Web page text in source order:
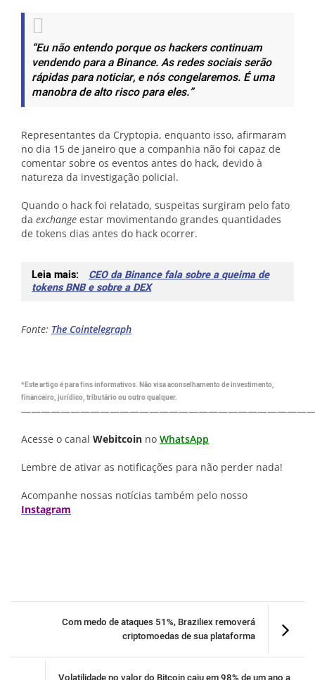
“Eu não entendo porque os hackers continuam
vendendo para a Binance. As redes sociais serão
rápidas para noticiar, e nós congelaremos. É uma
manobra de alto risco para eles.”
Representantes da Cryptopia, enquanto isso, afirmaram
no dia 15 de janeiro que a companhia não foi capaz de
comentar sobre os eventos antes do hack, devido à
natureza da investigação policial.
Quando o hack foi relatado, suspeitas surgiram pelo fato
da exchange estar movimentando grandes quantidades
de tokens dias antes do hack ocorrer.
Leia mais:
CEO da Binance fala sobre a queima de
tokens BNB e sobre a DEX
Fonte: The Cointelegraph
*Este artigo é para fins informativos. Não visa aconselhamento de investimento,
financeiro, jurídico, tributário ou outro qualquer.
Acesse o canal Webitcoin no WhatsApp
Lembre de ativar as notificações para não perder nada!
Acompanhe nossas notícias também pelo nosso
Instagram
Com medo de ataques 51%, Braziliex removerá
criptomoedas de sua plataforma